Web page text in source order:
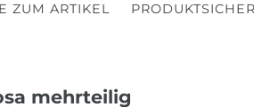
ZUM ARTIKEL
mehrteilig